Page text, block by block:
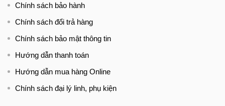
Dấu hiệu cần thay Camera
Nếu bạn gặp phải bất kỳ dấu hiệu nào như ở trên, có thể là
biểu hiện để cho thấy cần thay thế hoặc sửa chữa Camera.
Vậy nguyên nhân gây hỏng Camera là gì và có cách nào để
Chính sách bảo hành
Chính sách đổi trả hàng
Chính sách bảo mật thông tin
Hướng dẫn thanh toán
Hướng dẫn mua hàng Online
Chính sách đại lý linh, phụ kiện